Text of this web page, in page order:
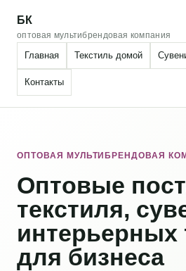
БК
оптовая мультибрендовая компания
Главная Текстиль домой
Контакты
ОПТОВАЯ МУЛЬТИБРЕНДОВАЯ
Оптовые
текстиля,
интерьерных
для бизнеса